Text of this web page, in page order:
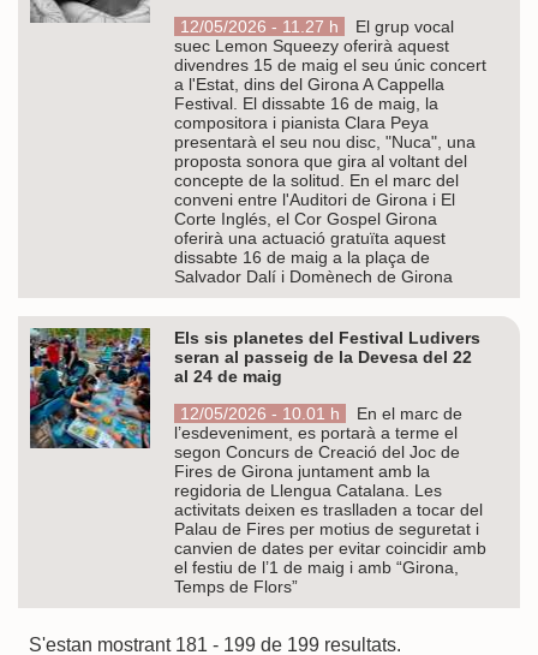
12/05/2026 - 11.27 h
El grup vocal
suec Lemon Squeezy oferirà aquest
divendres 15 de maig el seu únic concert
a l'Estat, dins del Girona A Cappella
Festival. El dissabte 16 de maig, la
compositora i pianista Clara Peya
presentarà el seu nou disc, "Nuca", una
proposta sonora que gira al voltant del
concepte de la solitud. En el marc del
conveni entre l'Auditori de Girona i El
Corte Inglés, el Cor Gospel Girona
oferirà una actuació gratuïta aquest
dissabte 16 de maig a la plaça de
Salvador Dalí i Domènech de Girona
Els sis planetes del Festival Ludivers
seran al passeig de la Devesa del 22
al 24 de maig
12/05/2026 - 10.01 h
En el marc de
l’esdeveniment, es portarà a terme el
segon Concurs de Creació del Joc de
Fires de Girona juntament amb la
regidoria de Llengua Catalana. Les
activitats deixen es traslladen a tocar del
Palau de Fires per motius de seguretat i
canvien de dates per evitar coincidir amb
el festiu de l’1 de maig i amb “Girona,
Temps de Flors”
S'estan mostrant 181 - 199 de 199 resultats.